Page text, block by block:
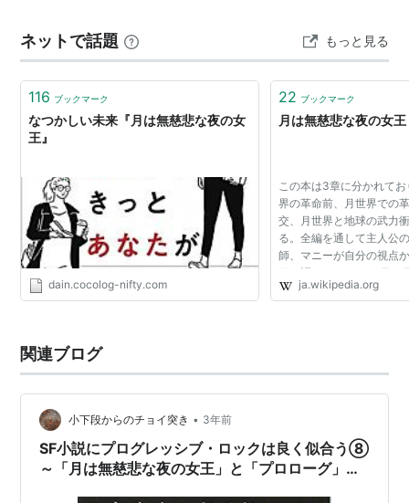
ありけり。 ということで、さっそく読んでみました。 ３
作のうち、今回読んだのはこれ！ 『月は無慈悲な夜の女
王』 著：ロバート・A・ハイラ…
ネットで話題 もっと見る
116 ブックマーク
なつかしい未来『月は無慈悲な夜の女
王』
dain.cocolog-nifty.com
22 ブックマーク
月は無慈悲な夜の女
この本は3章に分かれて
界の革命前、月世界での
交、月世界と地球の武力
る。全編を通して主人公
師、マニーが自分の視点
形で語られる。 ある日
コンピュータが1人の職
ja.wikipedia.org
関連ブログ
小下段からのチョイ突き • 3年前
SF小説にプログレッシブ・ロックは良く似合う⑧
～「月は無慈悲な夜の女王」と「プロローグ」、